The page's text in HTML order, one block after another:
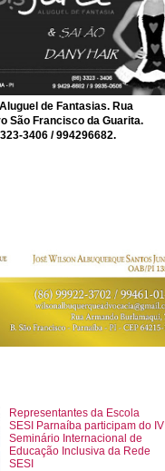
de Fantasias. Rua
São Francisco da Guarita.
3406 / 994296682.
Representantes da Escola
SESI Parnaíba participam do IV
Seminário Internacional de
Educação Inclusiva da Rede
SESI